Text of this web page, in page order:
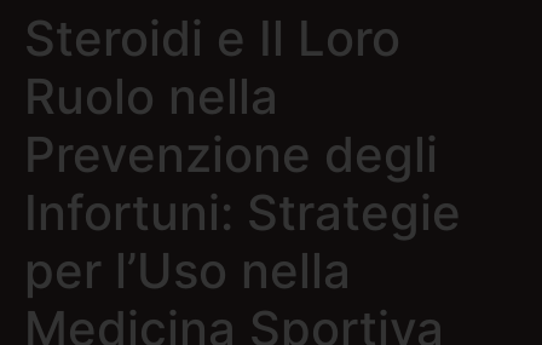
Steroidi e Il Loro
Ruolo nella
Prevenzione degli
Infortuni: Strategie
per l’Uso nella
Medicina Sportiva